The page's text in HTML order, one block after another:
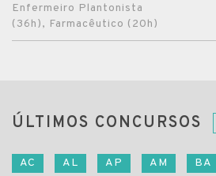
Enfermeiro Plantonista
(36h), Farmacêutico (20h)
ÚLTIMOS CONCURSOS
AC AL AP AM BA